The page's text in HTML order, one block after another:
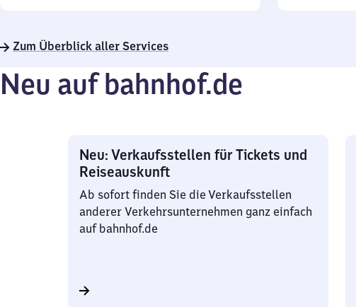
22
Zum Überblick aller Services
Neu auf bahnhof.de
Neu: Verkaufsstellen für Tickets und
Reiseauskunft
Ab sofort finden Sie die Verkaufsstellen
anderer Verkehrsunternehmen ganz einfach
auf bahnhof.de